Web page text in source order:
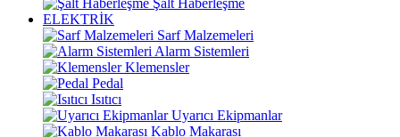
Şalt Haberleşme
ELEKTRİK
Sarf Malzemeleri
Alarm Sistemleri
Klemensler
Pedal
Isıtıcı
Uyarıcı Ekipmanlar
Kablo Makarası